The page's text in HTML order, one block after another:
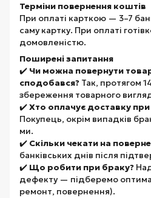
Терміни повернення коштів
При оплаті карткою — 3–7
саму картку. При оплаті
домовленістю.
Поширені запитання
✔️ Чи можна повернути
сподобався? Так, протягом
збереження товарного
✔️Хто оплачує доставку при
Покупець, окрім випадків
ми.
✔️ Скільки чекати на
банківських днів після
✔️ Що робити при браку?
дефекту — підберемо
ремонт, повернення).